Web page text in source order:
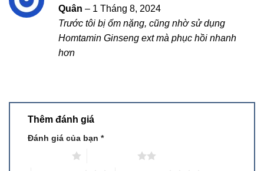
Được xếp
hạng5
5
sao
Quân – 1 Tháng 8, 2024
Trước tôi bị ốm nặng, cũng nhờ sử dụng
Homtamin Ginseng ext mà phục hồi nhanh
hơn
Thêm đánh giá
Đánh giá của bạn *